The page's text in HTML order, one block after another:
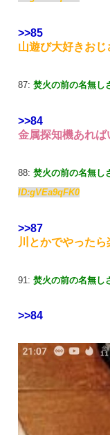
>>85
山遊び大好きおじ
87: 焚火の前の名無し
>>84
金属探知機あれば
88: 焚火の前の名無し
ID:gVEa9qFK0
>>87
川とかでやったら
91: 焚火の前の名無し
>>84